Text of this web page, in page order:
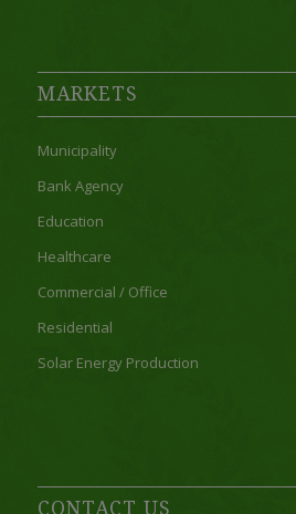
MARKETS
Municipality
Bank Agency
Education
Healthcare
Commercial / Office
Residential
Solar Energy Production
CONTACT US